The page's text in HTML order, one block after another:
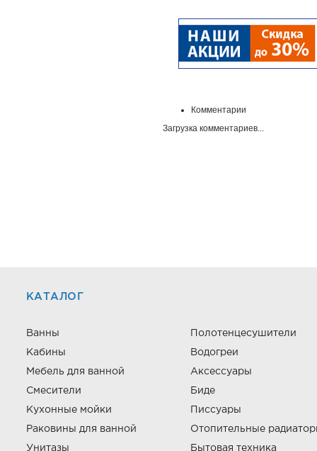
Комментарии
Загрузка комментариев...
КАТАЛОГ
Ванны
Кабины
Мебель для ванной
Смесители
Кухонные мойки
Раковины для ванной
Унитазы
Полотенцесушители
Водогреи
Аксессуары
Биде
Писсуары
Отопительные
Бытовая техника